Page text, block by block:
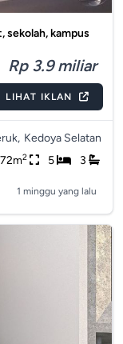
sekolah, kampus
Rp 3.9 miliar
LIHAT IKLAN
Kedoya Selatan
2 5 3
1 minggu yang lalu